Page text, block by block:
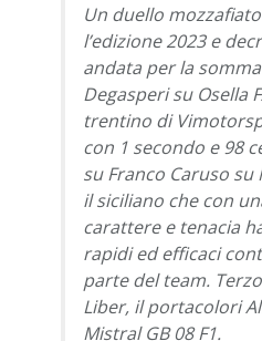
Un duello
l’edizione 2023 e
andata per la
Degasperi su Osella
trentino di
con 1 secondo e 98
su Franco Caruso su
il siciliano che con
carattere e tenacia
rapidi ed efficaci
parte del team.
Liber, il portacolori
Mistral GB 08 F1.